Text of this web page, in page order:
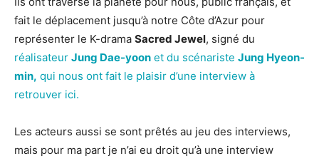
fait le déplacement jusqu’à notre Côte d’Azur pour
représenter le K-drama Sacred Jewel, signé du
réalisateur Jung Dae-yoon et du scénariste Jung Hyeon-
min, qui nous ont fait le plaisir d’une interview à
retrouver ici.
Les acteurs aussi se sont prêtés au jeu des interviews,
mais pour ma part je n’ai eu droit qu’à une interview